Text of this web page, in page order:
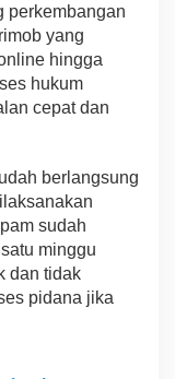
perkembangan
yang
hingga
hukum
cepat dan
berlangsung
sudah
minggu
dan tidak
pidana jika